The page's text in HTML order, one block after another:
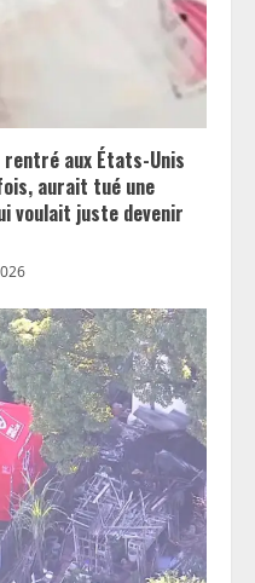
aux États-Unis
aurait tué une
voulait juste devenir